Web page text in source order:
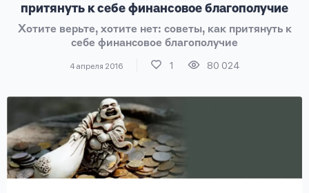
притянуть к себе финансовое благополучие
Хотите верьте, хотите нет: советы, как притянуть к
себе финансовое благополучие
4 апреля 2016 1 80 024
контакты
Задать
вопрос
правилами
займов,
политикой
,
обработку
личных
данных